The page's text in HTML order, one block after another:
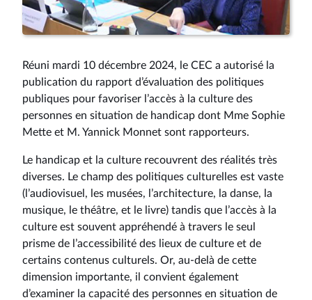
Réuni mardi 10 décembre 2024, le CEC a autorisé la
publication du rapport d’évaluation des politiques
publiques pour favoriser l’accès à la culture des
personnes en situation de handicap dont Mme Sophie
Mette et M. Yannick Monnet sont rapporteurs.
Le handicap et la culture recouvrent des réalités très
diverses. Le champ des politiques culturelles est vaste
(l’audiovisuel, les musées, l’architecture, la danse, la
musique, le théâtre, et le livre) tandis que l’accès à la
culture est souvent appréhendé à travers le seul
prisme de l’accessibilité des lieux de culture et de
certains contenus culturels. Or, au-delà de cette
dimension importante, il convient également
d’examiner la capacité des personnes en situation de